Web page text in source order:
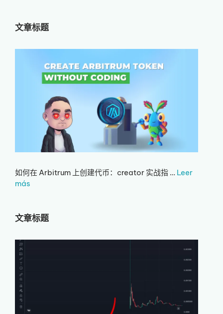
文章标题
如何在 Arbitrum 上创建代币：creator 实战指 … Leer
más
文章标题